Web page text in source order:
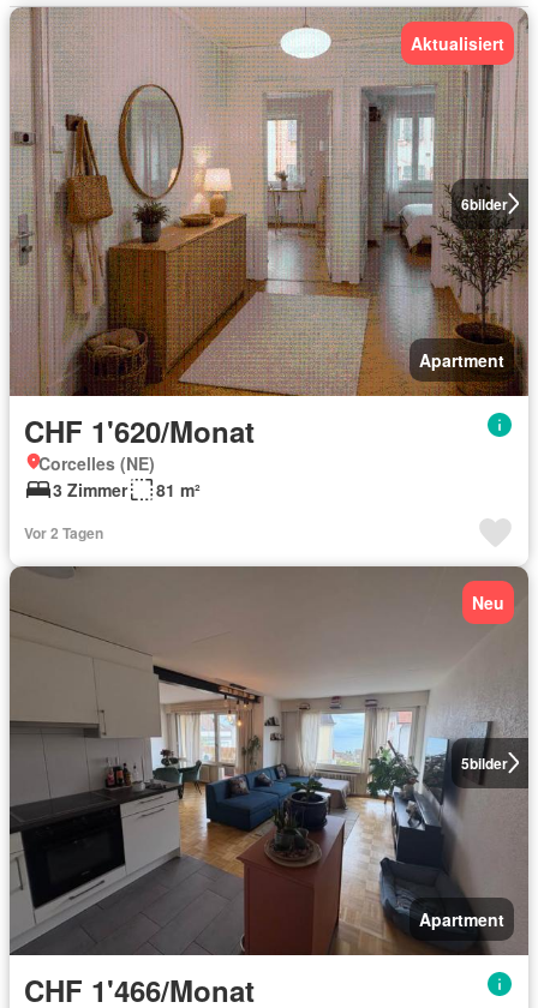
6bilder
Aktualisiert
Apartment
CHF 1'620/Monat
Corcelles (NE)
3 Zimmer
81 m²
Vor 2 Tagen
5bilder
Neu
Apartment
CHF 1'466/Monat